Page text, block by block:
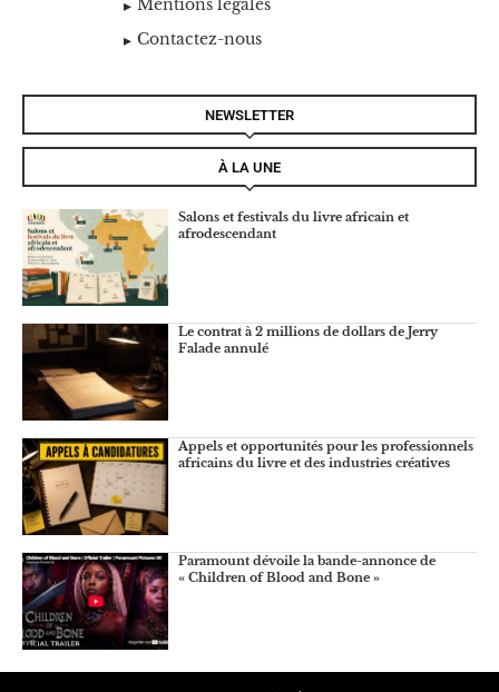
Mentions légales
Contactez-nous
NEWSLETTER
À LA UNE
Salons et festivals du livre africain et
afrodescendant
Le contrat à 2 millions de dollars de Jerry
Falade annulé
Appels et opportunités pour les professionnels
africains du livre et des industries créatives
Paramount dévoile la bande-annonce de
« Children of Blood and Bone »